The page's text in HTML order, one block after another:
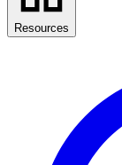
Resources